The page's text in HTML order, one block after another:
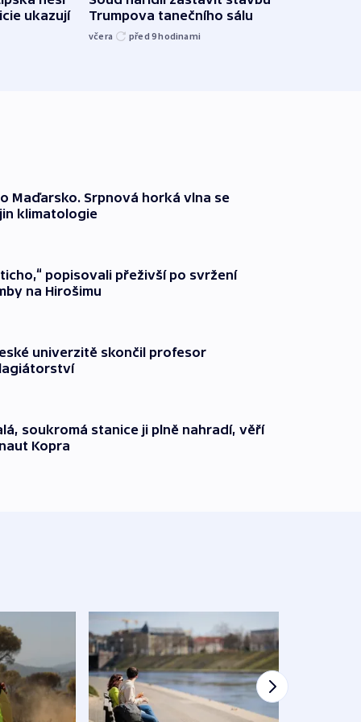
ukazují
Trumpova tanečního sálu
včera před 9hodinami
Maďarsko. Srpnová horká vlna se
klimatologie
ticho,“ popisovali přeživší po svržení
na Hirošimu
univerzitě skončil profesor
soukromá stanice ji plně nahradí, věří
Kopra